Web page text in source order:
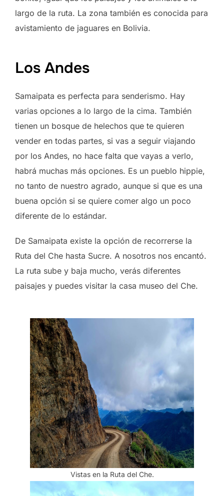
largo de la ruta. La zona también es conocida para
avistamiento de jaguares en Bolivia.
Los Andes
Samaipata es perfecta para senderismo. Hay
varias opciones a lo largo de la cima. También
tienen un bosque de helechos que te quieren
vender en todas partes, si vas a seguir viajando
por los Andes, no hace falta que vayas a verlo,
habrá muchas más opciones. Es un pueblo hippie,
no tanto de nuestro agrado, aunque si que es una
buena opción si se quiere comer algo un poco
diferente de lo estándar.
De Samaipata existe la opción de recorrerse la
Ruta del Che hasta Sucre. A nosotros nos encantó.
La ruta sube y baja mucho, verás diferentes
paisajes y puedes visitar la casa museo del Che.
Vistas en la Ruta del Che.